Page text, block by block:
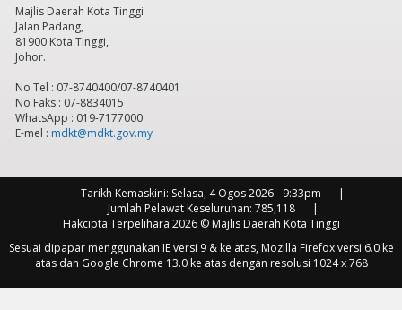
9 pm
11pm
Majlis Daerah Kota Tinggi
Jalan Padang,
81900 Kota Tinggi,
Johor.
No Tel : 07-8740400/07-8740401
No Faks : 07-8834015
WhatsApp : 019-7177000
E-mel : mdkt@mdkt.gov.my
Tarikh Kemaskini: Selasa, 4 Ogos 2026 - 9:33pm
Jumlah Pelawat Keseluruhan: 785,118
Hakcipta Terpelihara 2026 © Majlis Daerah Kota Tinggi
Sesuai dipapar menggunakan IE versi 9 & ke atas, Mozilla Firefox versi 6.0 ke
atas dan Google Chrome 13.0 ke atas dengan resolusi 1024 x 768